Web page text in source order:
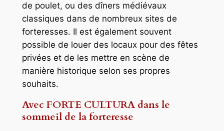
de poulet, ou des dîners médiévaux
classiques dans de nombreux sites de
forteresses. Il est également souvent
possible de louer des locaux pour des fêtes
privées et de les mettre en scène de
manière historique selon ses propres
souhaits.
Avec FORTE CULTURA dans le
sommeil de la forteresse